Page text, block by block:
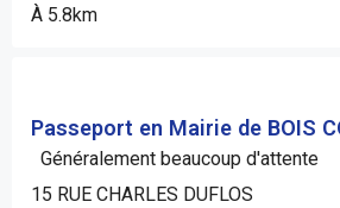
À 5.8km
Passeport en Mairie de BOIS
Généralement beaucoup d'attente
15 RUE CHARLES DUFLOS